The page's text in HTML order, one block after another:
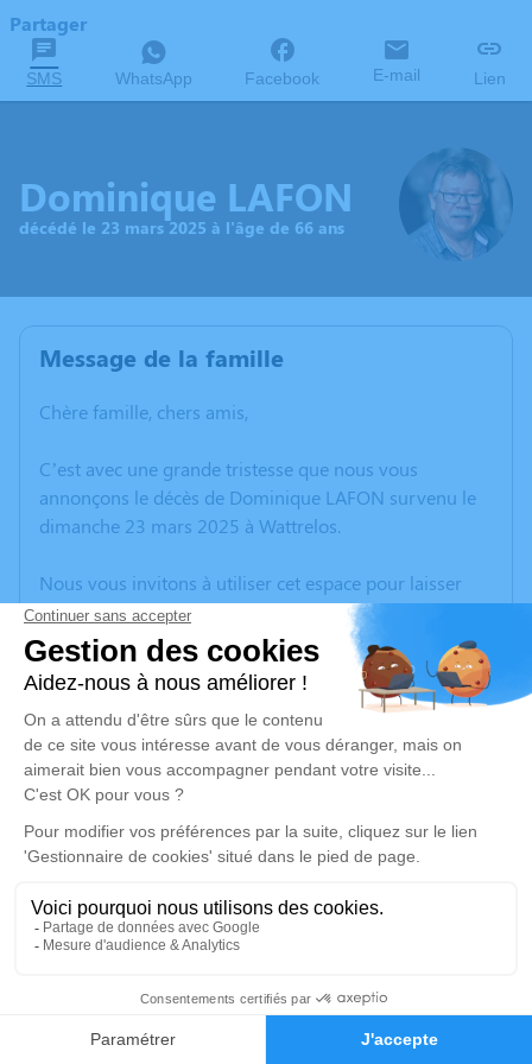
Faire-part Hommages
Partager
SMS WhatsApp Facebook E-mail Lien
Dominique LAFON
décédé le 23 mars 2025 à l'âge de 66 ans
Message de la famille
Chère famille, chers amis,
C’est avec une grande tristesse que nous vous
annonçons le décès de Dominique LAFON survenu le
dimanche 23 mars 2025 à Wattrelos.
Nous vous invitons à utiliser cet espace pour laisser
vos condoléances, partager des photos souvenirs, une
anecdote ou exprimer vos pensées à travers des
poèmes ou des textes. Cet endroit est un lieu
d'expression dédié à honorer la mémoire de
Dominique LAFON.
Un service de plantation d’arbre hommage est
disponible ici.
Je rends hommage
Crémation
Crématorium de Wattrelos
316, Rue de Leers - Parc d’Activités de l’Avelin